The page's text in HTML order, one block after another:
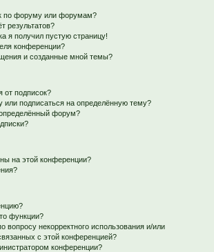
по форуму или форумам?
результатов?
я получил пустую страницу!
конференции?
и созданные мной темы?
от подписок?
или подписаться на определённую тему?
форум?
на этой конференции?
функции?
вопросу некорректного использования и/или
с этой конференцией?
конференции?